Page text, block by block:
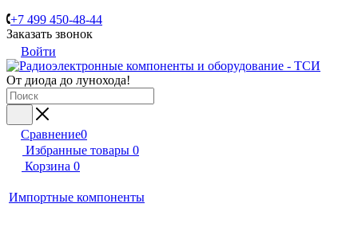
+7 499 450-48-44
Заказать звонок
Войти
От диода до лунохода!
Сравнение0
Избранные товары 0
Корзина 0
Импортные компоненты